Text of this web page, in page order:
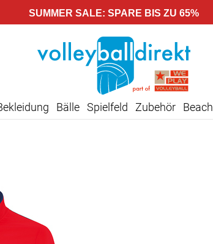
SUMMER SALE: SPARE BIS ZU 65%
Bälle Spielfeld Zubehör Beach